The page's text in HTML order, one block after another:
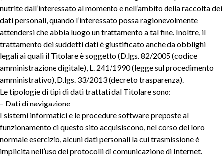
nutrite dall’interessato al momento e nell’ambito della raccolta dei
dati personali, quando l’interessato possa ragionevolmente
attendersi che abbia luogo un trattamento a tal fine. Inoltre, il
trattamento dei suddetti dati è giustificato anche da obblighi
legali ai quali il Titolare è soggetto (D.lgs. 82/2005 (codice
amministrazione digitale), L. 241/1990 (legge sul procedimento
amministrativo), D.lgs. 33/2013 (decreto trasparenza).
Le tipologie di tipi di dati trattati dal Titolare sono:
– Dati di navigazione
I sistemi informatici e le procedure software preposte al
funzionamento di questo sito acquisiscono, nel corso del loro
normale esercizio, alcuni dati personali la cui trasmissione è
implicita nell’uso dei protocolli di comunicazione di Internet.